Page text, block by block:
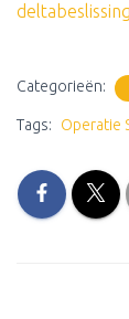
Categorieën:
Tags: Operatie